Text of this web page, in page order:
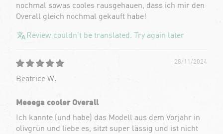
nochmal sowas cooles rausgehauen, dass ich mir den
Overall gleich nochmal gekauft habe!
Review couldn't be translated. Try again later
28/11/2024
Beatrice W.
Meeega cooler Overall
Ich kannte (und habe) das Modell aus dem Vorjahr in
olivgrün und liebe es, sitzt super lässig und ist nicht